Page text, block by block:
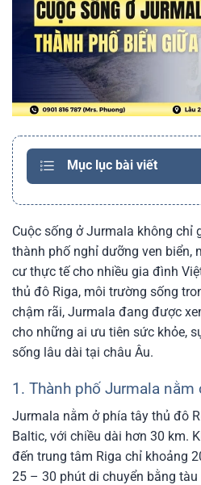
Mục lục bài viết
Cuộc sống ở Jurmala không chỉ
thành phố nghỉ dưỡng ven biển,
cư thực tế cho nhiều gia đình
thủ đô Riga, môi trường sống
chậm rãi, Jurmala đang được
cho những ai ưu tiên sức khỏe,
sống lâu dài tại châu Âu.
1. Thành phố Jurmala nằm
Jurmala nằm ở phía tây thủ đô
Baltic, với chiều dài hơn 30 km.
đến trung tâm Riga chỉ khoảng
25 – 30 phút di chuyển bằng